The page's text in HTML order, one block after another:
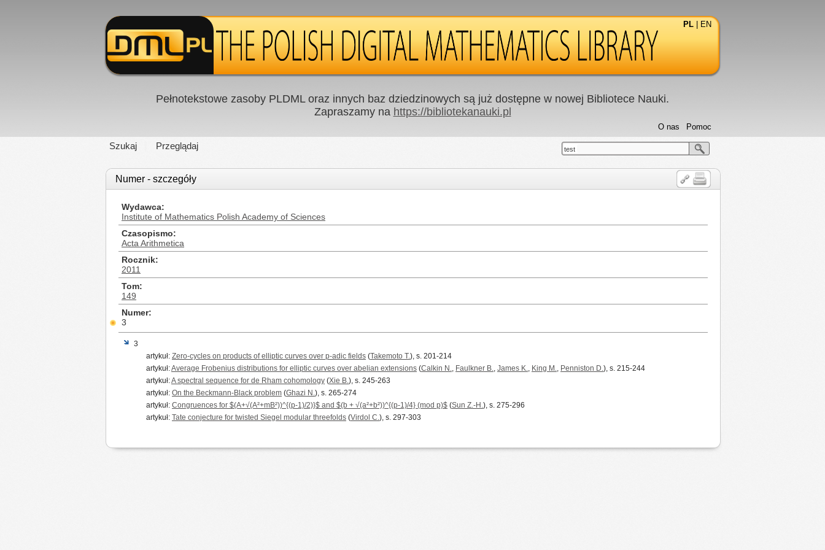
PL EN
Pełnotekstowe zasoby PLDML oraz innych baz dziedzinowych są już dostępne w nowej Bibliotece Nauki.
Zapraszamy na https://bibliotekanauki.pl
Szukaj Przeglądaj
Pomoc
O nas
test
Numer - szczegóły
Wydawca
Institute of Mathematics Polish Academy of Sciences
Czasopismo
Acta Arithmetica
Rocznik
2011
Tom
149
Numer
3
3
artykuł: Zero-cycles on products of elliptic curves over p-adic fields (Takemoto T.), s. 201-214
artykuł:Average Frobenius distributions for elliptic curves over abelian extensions (Calkin N., Faulkner B., James K., King M., Penniston D.), s. 215-244
artykuł:A spectral sequence for de Rham cohomology (Xie B.), s. 245-263
artykuł: On the Beckmann-Black problem (Ghazi N.), s. 265-274
artykuł: Congruences for $(A+√(A²+mB²))^{(p-1)/2)}$ and $(b + √(a²+b²))^{(p-1)/4} (mod p)$ (Sun Z.-H.), s. 275-296
artykuł: Tate conjecture for twisted Siegel modular threefolds (Virdol C.), s. 297-303